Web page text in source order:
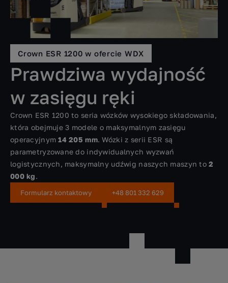
Crown ESR 1200 w ofercie WDX
Prawdziwa wydajność
w zasięgu ręki
Crown ESR 1200 to seria wózków wysokiego składowania,
która obejmuje 3 modele o maksymalnym zasięgu
operacyjnym14 205 mm. Wózki z serii ESR są
parametryzowane do indywidualnych wyzwań
logistycznych, maksymalny udźwig naszych maszyn to2
000 kg.
Formularz kontaktowy +48 801 332 629